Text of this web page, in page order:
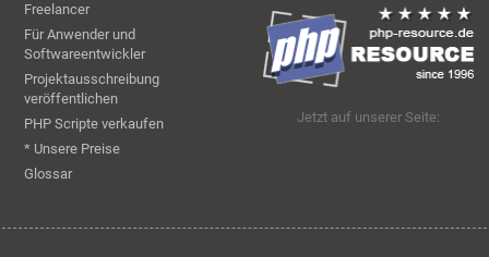
Freelancer
Für Anwender und
Softwareentwickler
Projektausschreibung
veröffentlichen
PHP Scripte verkaufen
* Unsere Preise
Glossar
Jetzt auf unserer Seite: